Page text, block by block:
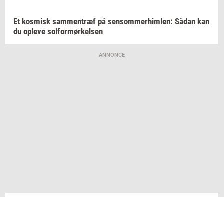
Et kos­misk sam­men­træf på sen­som­mer­him­len: Sådan kan
du op­le­ve sol­for­mør­kel­sen
ANNONCE